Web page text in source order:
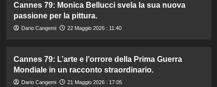
Cannes 79: Monica Bellucci svela la sua nuova
passione per la pittura.
Dario Cangemi 22 Maggio 2026 : 11:40
Cannes 79: L’arte e l’orrore della Prima Guerra
Mondiale in un racconto straordinario.
Dario Cangemi 21 Maggio 2026 : 17:05